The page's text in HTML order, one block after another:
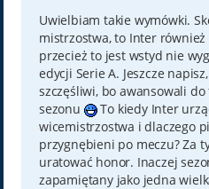
Uwielbiam takie wymówki.
mistrzostwa, to Inter również
przecież to jest wstyd nie
edycji Serie A. Jeszcze
szczęśliwi, bo awansowali
sezonu
To kiedy Inter
wicemistrzostwa i dlaczego
przygnębieni po meczu? Za
uratować honor. Inaczej
zapamiętany jako jedna